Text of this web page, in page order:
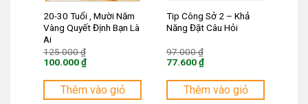
20-30 Tuổi , Mười Năm
Vàng Quyết Định Bạn Là
Ai
125.000₫
125.000 ₫.
100.000₫
hiện
là:
Thêm vào giỏ
Tip Công Sở 2 – Khả
Năng Đặt Câu Hỏi
97.000₫
97.000 ₫.
77.600₫
hiện
là:
Thêm vào giỏ